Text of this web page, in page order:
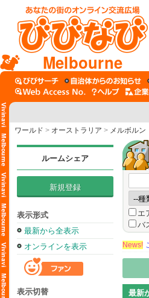
Melbourne
ワールド > オーストラリア > メルボルン
ルームシェア
新規登録
表示形式
最新から全表示
オンラインを表示
表示切替
エ
バ
News!
最新